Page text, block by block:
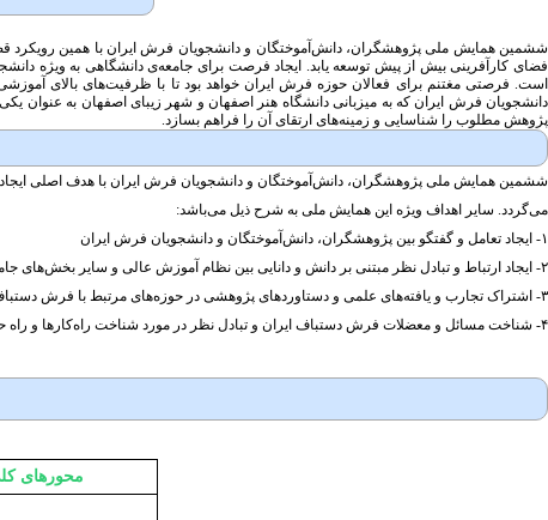
ششمین همایش ملی پژوهشگران، دانش‌آموختگان و دانشجویان فرش ایران با همین رویکرد
فضای کارآفرینی بیش از پیش توسعه یابد. ایجاد فرصت برای جامعه‌ی دانشگاهی به ویژه
است. فرصتی مغتنم برای فعالان حوزه فرش ایران خواهد بود تا با ظرفیت‌های بالای
دانشجویان فرش ایران که به میزبانی دانشگاه هنر اصفهان و شهر زیبای اصفهان به عنوان
پژوهش مطلوب را شناسایی و زمینه‌های ارتقای آن را فراهم بسازد.
ششمین همایش ملی پژوهشگران، دانش‌آموختگان و دانشجویان فرش ایران با هدف اصلی
می‌گردد. سایر اهداف ویژه این همایش ملی به شرح ذیل می‌باشد:
۱- ایجاد تعامل و گفتگو بین پژوهشگران، دانش‌آموختگان و دانشجویان فرش ایران
۲- ایجاد ارتباط و تبادل نظر مبتنی بر دانش و دانایی بین نظام آموزش عالی و سایر بخش‌های جامعه فرش
۳- اشتراک تجارب و یافته‌های علمی و دستاوردهای پژوهشی در حوزه‌های مرتبط با فرش دستباف
۴- شناخت مسائل و معضلات فرش دستباف ایران و تبادل نظر در مورد شناخت راه‌کارها و راه حل‌ها
محورهای